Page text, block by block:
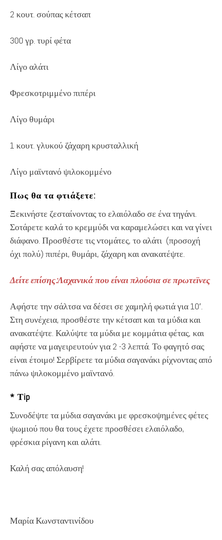
2 κουτ. σούπας κέτσαπ
300 γρ. τυρί φέτα
Λίγο αλάτι
Φρεσκοτριμμένο πιπέρι
Λίγο θυμάρι
1 κουτ. γλυκού ζάχαρη κρυσταλλική
Λίγο μαϊντανό ψιλοκομμένο
Πως θα τα φτιάξετε:
Ξεκινήστε ζεσταίνοντας το ελαιόλαδο σε ένα τηγάνι.
Σοτάρετε καλά το κρεμμύδι να καραμελώσει και να γίνει
διάφανο. Προσθέστε τις ντομάτες, το αλάτι (προσοχή
όχι πολύ) πιπέρι, θυμάρι, ζάχαρη και ανακατέψτε.
Δείτε επίσης:Λαχανικά που είναι πλούσια σε πρωτεϊνες
Αφήστε την σάλτσα να δέσει σε χαμηλή φωτιά για 10′.
Στη συνέχεια, προσθέστε την κέτσαπ και τα μύδια και
ανακατέψτε. Καλύψτε τα μύδια με κομμάτια φέτας, και
αφήστε να μαγειρευτούν για 2 -3 λεπτά. Το φαγητό σας
είναι έτοιμο! Σερβίρετε τα μύδια σαγανάκι ρίχνοντας από
πάνω ψιλοκομμένο μαϊντανό.
* Τip
Συνοδέψτε τα μύδια σαγανάκι με φρεσκοψημένες φέτες
ψωμιού που θα τους έχετε προσθέσει ελαιόλαδο,
φρέσκια ρίγανη και αλάτι.
Καλή σας απόλαυση!
Μαρία Κωνσταντινίδου